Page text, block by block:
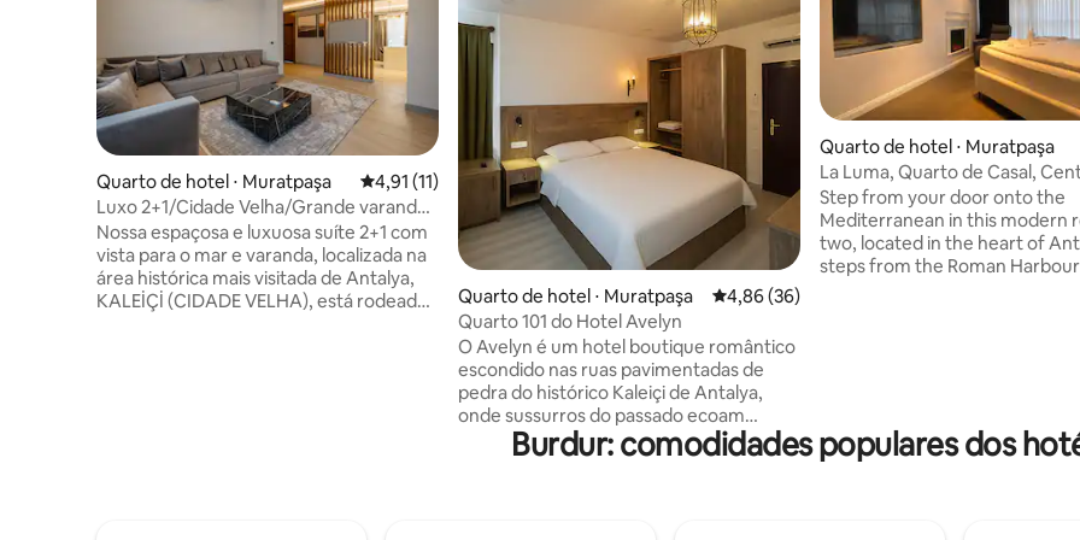
Quarto de hotel ⋅ Muratpaşa 4,91 de uma avaliação média de 5, 11 avaliações
4,91 (11)
Luxo 2+1/Cidade Velha/Grande varanda
e vista para o mar/Central
Nossa espaçosa e luxuosa suíte 2+1 com
vista para o mar e varanda, localizada na
área histórica mais visitada de Antalya,
KALEİÇİ (CIDADE VELHA), está rodeada
Quarto de hotel ⋅ Muratpaşa 4,86 de uma avaliação média de 5, 36
4,86 (36)
Quarto 101 do Hotel Avelyn
O Avelyn é um hotel boutique romântico
escondido nas ruas pavimentadas de
pedra do histórico Kaleiçi de Antalya,
onde sussurros do passado ecoam
suavemente no presente. Com quatro
quartos de design exclusivo, um pátio
Quarto de hotel ⋅ Muratpaşa
La Luma, Quarto de Casal,
Histórico de Antalya
Step from your door onto the
Mediterranean in this modern
two, located in the heart of
steps from the Roman
fireplace, air conditioning, and
comfortable bed for a relaxing
Burdur: comodidades populares dos